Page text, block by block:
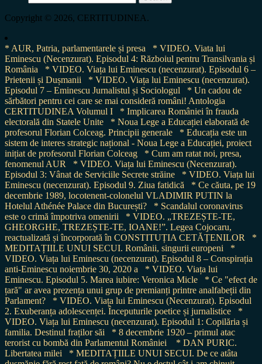
for:
Copyright © 2026, CERTITUDINEA.
* AUR, Patria, parlamentarele și presa
* VIDEO. Viata lui
Eminescu (Necenzurat). Episodul 4: Războiul pentru Transilvania și
România
* VIDEO. Viața lui Eminescu (necenzurat). Episodul 6 –
Prietenii și Dușmanii
* VIDEO. Viața lui Eminescu (necenzurat).
Episodul 7 – Eminescu Jurnalistul și Sociologul
* Un cadou de
sărbători pentru cei care se mai consideră români! Antologia
CERTITUDINEA Volumul I
* Implicarea României în frauda
electorală din Statele Unite
* Noua Lege a Educației elaborată de
profesorul Florian Colceag. Principii generale
* Educația este un
sistem de interes strategic național - Noua Lege a Educației, proiect
inițiat de profesorul Florian Colceag
* Cum am ratat noi, presa,
fenomenul AUR
* VIDEO. Viața lui Eminescu (Necenzurat).
Episodul 3: Vânat de Serviciile Secrete străine
* VIDEO. Viața lui
Eminescu (necenzurat). Episodul 9. Ziua fatidică
* Ce căuta, pe 19
decembrie 1989, locotenent-colonelul VLADIMIR PUTIN la
Hotelul Athénée Palace din București?
* Scandalul coronavirus
este o crimă împotriva omenirii
* VIDEO. „TREZEȘTE-TE,
GHEORGHE, TREZEȘTE-TE, IOANE!”. Legea Cojocaru,
reactualizată și încorporată în CONSTITUȚIA CETĂȚENILOR
*
MEDITAȚIILE UNUI SECUI. Românii, singurii europeni
*
VIDEO. Viața lui Eminescu (necenzurat). Episodul 8 – Conspirația
anti-Eminescu noiembrie 30, 2020 a
* VIDEO. Viața lui
Eminescu. Episodul 5. Marea iubire: Veronica Micle
* Ce "efect de
țară" ar avea prezența unui grup de premianți printre analfabeții din
Parlament?
* VIDEO. Viața lui Eminescu (Necenzurat). Episodul
2. Exuberanța adolescenței. Începuturile poetice și jurnalistice
*
VIDEO. Viața lui Eminescu (necenzurat). Episodul 1: Copilăria și
familia. Destinul fraților săi
* 8 decembrie 1920 – primul atac
terorist cu bombă din Parlamentul României
* DAN PURIC.
Libertatea milei
* MEDITAȚIILE UNUI SECUI. De ce atâta